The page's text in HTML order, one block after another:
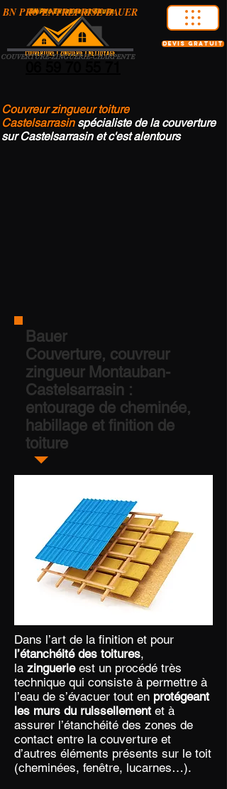
COUVERTURE-ZINGUERIE-CHARPENTE
BN PRO ENTREPRISE BAUER
devis gratuit
Couvreur zingueur toiture
Castelsarrasin spécialiste de la couverture
sur Castelsarrasin et c'est alentours
Bauer
Couverture, couvreur
zingueur Montauban-
Castelsarrasin :
entourage de cheminée,
habillage et finition de
toiture
Dans l’art de la finition et pour
l’étanchéité des toitures,
la zinguerieest un procédé très
technique qui consiste à permettre à
l’eau de s’évacuer tout en protégeant
les murs du ruissellement et à
assurer l’étanchéité des zones de
contact entre la couverture et
d’autres éléments présents sur le toit
(cheminées, fenêtre, lucarnes…).